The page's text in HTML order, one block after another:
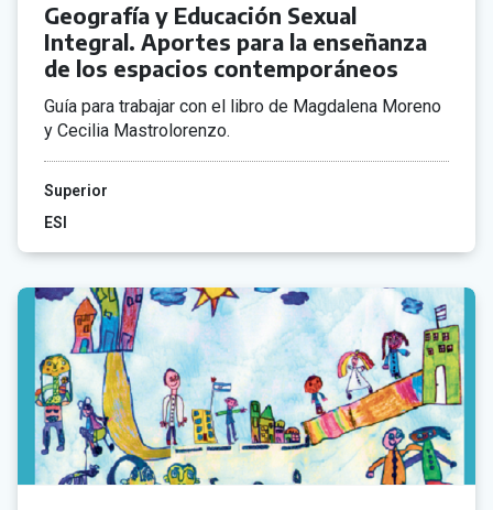
Geografía y Educación Sexual
Integral. Aportes para la enseñanza
de los espacios contemporáneos
Guía para trabajar con el libro de Magdalena Moreno
y Cecilia Mastrolorenzo.
Superior
ESI